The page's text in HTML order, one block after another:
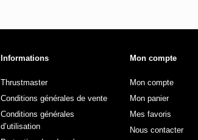
Informations
Thrustmaster
Conditions générales de vente
Conditions générales
d’utilisation
Mon compte
Mon compte
Mon panier
Mes favoris
Nous contacter